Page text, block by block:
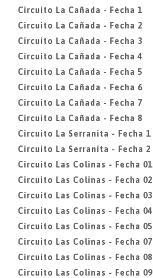
Circuito La Cañada - Fecha 1
Circuito La Cañada - Fecha 2
Circuito La Cañada - Fecha 3
Circuito La Cañada - Fecha 4
Circuito La Cañada - Fecha 5
Circuito La Cañada - Fecha 6
Circuito La Cañada - Fecha 7
Circuito La Cañada - Fecha 8
Circuito La Serranita - Fecha 1
Circuito La Serranita - Fecha 2
Circuito Las Colinas - Fecha 01
Circuito Las Colinas - Fecha 02
Circuito Las Colinas - Fecha 03
Circuito Las Colinas - Fecha 04
Circuito Las Colinas - Fecha 05
Circuito Las Colinas - Fecha 07
Circuito Las Colinas - Fecha 08
Circuito Las Colinas - Fecha 09